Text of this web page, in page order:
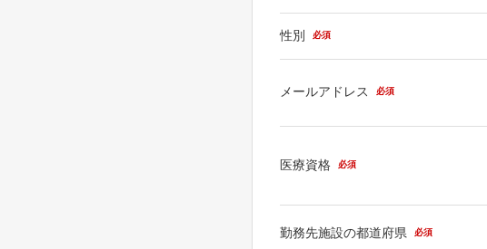
性別 必須
メールアドレス 必須
医療資格 必須
勤務先施設の都道府県 必須